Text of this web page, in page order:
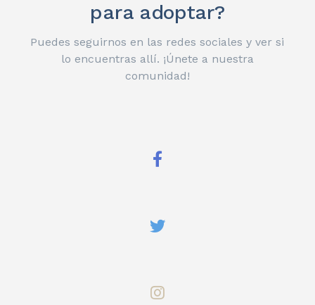
para adoptar?
Puedes seguirnos en las redes sociales y ver si
lo encuentras allí. ¡Únete a nuestra
comunidad!